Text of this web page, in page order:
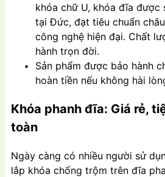
khóa chữ U, khóa đĩa được
tại Đức, đạt tiêu chuẩn
công nghệ hiện đại. Chất
hành trọn đời.
Sản phẩm được bảo hành
hoàn tiền nếu không hài
Khóa phanh đĩa: Giá rẻ,
toàn
Ngày càng có nhiều người sử
lắp khóa chống trộm trên đĩa